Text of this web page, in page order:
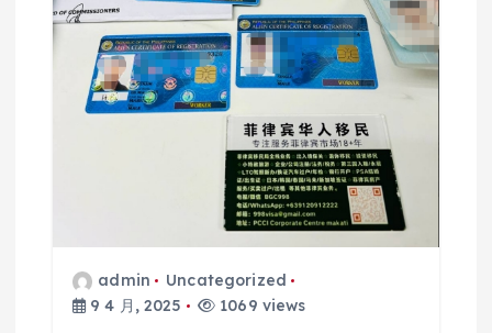
admin
Uncategorized
9 4 月, 2025
1069 views